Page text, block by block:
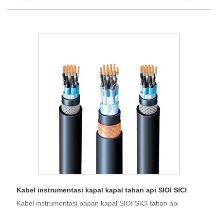
Kabel instrumentasi kapal kapal tahan api SIOI SICI
Kabel instrumentasi papan kapal SIOI SICI tahan api